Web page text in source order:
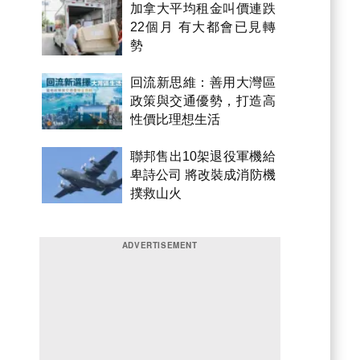
加拿大平均租金叫價連跌
22個月 有大都會已見轉
勢
回流新思維：善用大灣區
政策與交通優勢，打造高
性價比理想生活
聯邦售出10架退役軍機給
卑詩公司 將改裝成消防機
撲救山火